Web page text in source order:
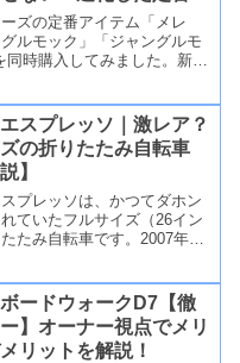
ズ
ズの定番アイテム「メレ
ルモック」「ジャングルモ
同時購入してみました。新旧
スプレッソ｜激レア？
の折りたたみ自転車
】
プレッソは、かつてダホン
ていたフルサイズ（26イン
たみ自転車です。2007年に
ードウォークD7【徹
】オーナー視点でメリ
リットを解説！